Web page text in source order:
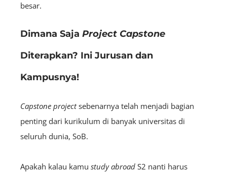
besar.
Dimana Saja Project Capstone
Diterapkan? Ini Jurusan dan
Kampusnya!
Capstone projectsebenarnya telah menjadi bagian
penting dari kurikulum di banyak universitas di
seluruh dunia, SoB.
Apakah kalau kamu study abroad S2 nanti harus